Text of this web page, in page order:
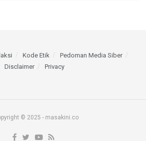
Kode Etik
Pedoman Media Siber
Disclaimer
Privacy
© 2025 - masakini.co